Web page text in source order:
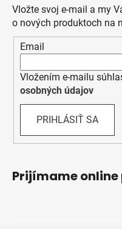
Vložte svoj e-mail a my
o nových produktoch na
Email
Vložením e-mailu
osobných údajov
PRIHLÁSIŤ SA
Prijímame